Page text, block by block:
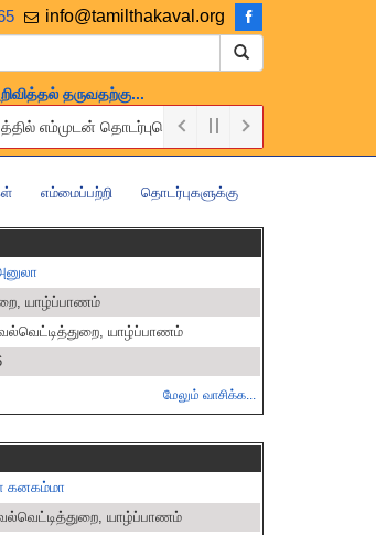
info@tamilthakaval.org
தருவதற்கு...
எம்முடன் தொடர்புகொள்ளுங்கள்.
contact us via the above Email or Telephone
எம்மைப்பற்றி தொடர்புகளுக்கு
யாழ்ப்பாணம்
வல்வெட்டித்துறை, யாழ்ப்பாணம்
மேலும் வாசிக்க...
கனகம்மா
யாழ்ப்பாணம்